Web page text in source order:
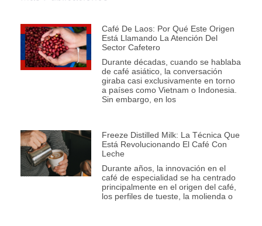
Café De Laos: Por Qué Este Origen
Está Llamando La Atención Del
Sector Cafetero
Durante décadas, cuando se hablaba
de café asiático, la conversación
giraba casi exclusivamente en torno
a países como Vietnam o Indonesia.
Sin embargo, en los
Freeze Distilled Milk: La Técnica Que
Está Revolucionando El Café Con
Leche
Durante años, la innovación en el
café de especialidad se ha centrado
principalmente en el origen del café,
los perfiles de tueste, la molienda o